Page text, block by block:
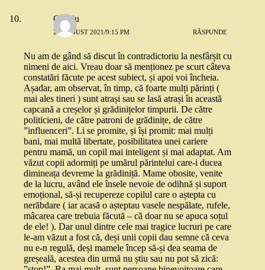
Ovidiu
22 AUGUST 2021/9:15 PM RĂSPUNDE
Nu am de gând să discut în contradictoriu la nesfârșit cu
nimeni de aici. Vreau doar să menționez pe scurt câteva
constatări făcute pe acest subiect, și apoi voi încheia.
Așadar, am observat, în timp, că foarte mulți părinți (
mai ales tineri ) sunt atrași sau se lasă atrași în această
capcană a creșelor și grădinițelor timpurii. De către
politicieni, de către patroni de grădinițe, de către
”influenceri”. Li se promite, și își promit: mai mulți
bani, mai multă libertate, posibilitatea unei cariere
pentru mamă, un copil mai inteligent și mai adaptat. Am
văzut copii adormiți pe umărul părintelui care-i ducea
dimineața devreme la grădiniță. Mame obosite, venite
de la lucru, având ele însele nevoie de odihnă și suport
emoțional, să-și recupereze copilul care o aștepta cu
nerăbdare ( iar acasă o așteptau vasele nespălate, rufele,
mâcarea care trebuia făcută – că doar nu se apuca soțul
de ele! ). Dar unul dintre cele mai tragice lucruri pe care
le-am văzut a fost că, deși unii copii dau semne că ceva
nu e-n regulă, deși mamele încep să-și dea seama de
greșeală, acestea din urmă nu știu sau nu pot să zică: